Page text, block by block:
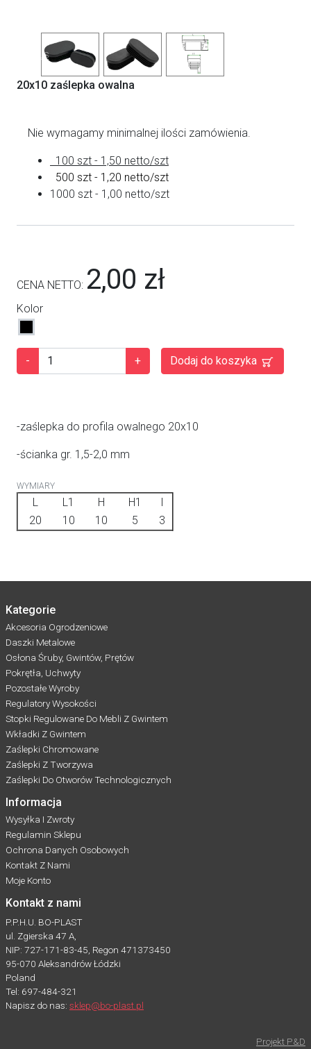
Previous
20x10 zaślepka owalna
Nie wymagamy minimalnej ilości zamówienia.
100 szt - 1,50 netto/szt
500 szt - 1,20 netto/szt
1000 szt - 1,00 netto/szt
CENA NETTO: 2,00 zł
Kolor
- + Dodaj do koszyka
-zaślepka do profila owalnego 20x10
-ścianka gr. 1,5-2,0 mm
WYMIARY
L L1 H H1
20
10 10 5 3
Kategorie
Akcesoria Ogrodzeniowe
Daszki Metalowe
Osłona Śruby, Gwintów, Prętów
Pokrętła, Uchwyty
Pozostałe Wyroby
Regulatory Wysokości
Stopki Regulowane Do Mebli Z Gwintem
Wkładki Z Gwintem
Zaślepki Chromowane
Zaślepki Z Tworzywa
Zaślepki Do Otworów Technologicznych
Informacja
Wysyłka I Zwroty
Regulamin Sklepu
Ochrona Danych Osobowych
Kontakt Z Nami
Moje Konto
Kontakt z nami
P.P.H.U. BO-PLAST
ul. Zgierska 47 A,
NIP: 727-171-83-45, Regon 471373450
95-070 Aleksandrów Łódzki
Poland
Tel: 697-484-321
Napisz do nas: sklep@bo-plast.pl
Projekt P&D